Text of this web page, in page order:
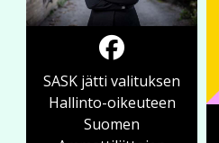
SASK jätti valituksen
Hallinto-oikeuteen
Suomen